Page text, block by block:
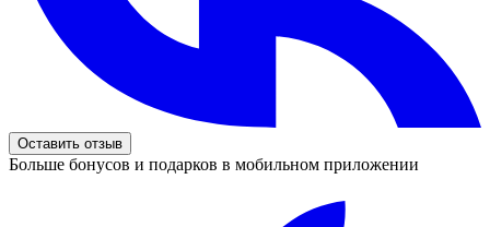
Оставить отзыв
Больше бонусов и подарков в мобильном приложении